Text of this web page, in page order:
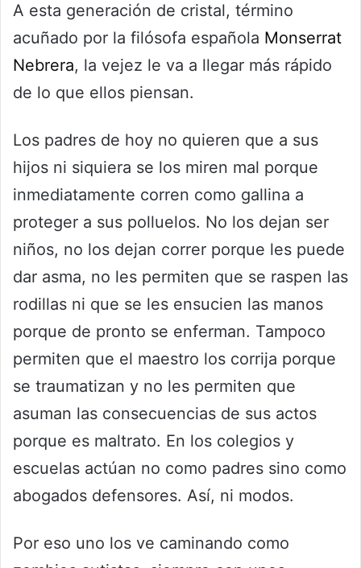
A esta generación de cristal, término
acuñado por la filósofa española Monserrat
Nebrera, la vejez le va a llegar más rápido
de lo que ellos piensan.
Los padres de hoy no quieren que a sus
hijos ni siquiera se los miren mal porque
inmediatamente corren como gallina a
proteger a sus polluelos. No los dejan ser
niños, no los dejan correr porque les puede
dar asma, no les permiten que se raspen las
rodillas ni que se les ensucien las manos
porque de pronto se enferman. Tampoco
permiten que el maestro los corrija porque
se traumatizan y no les permiten que
asuman las consecuencias de sus actos
porque es maltrato. En los colegios y
escuelas actúan no como padres sino como
abogados defensores. Así, ni modos.
Por eso uno los ve caminando como